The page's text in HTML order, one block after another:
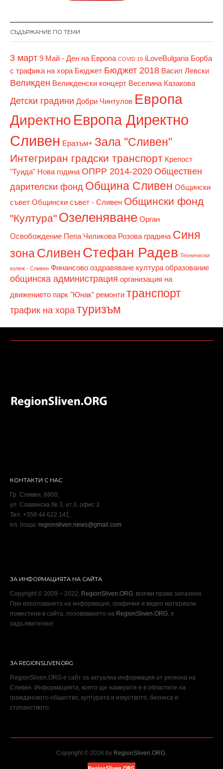
СЪДЪРЖАНИЕ ПО ТЕМИ
3 март 9 Май - Ден на Европа COVID 19 iLoveBulgaria Борба
с трафика на хора Бюджет Бюджет 2018 Васил Левски
Великден Великденски концерт Веселина Казакова
Детски градини Добри Чинтулов Европа
Директно Европа Директно
Сливен Еразъм+ Зала "Сливен"
Интегриран градски транспорт Крепост
"Туида" Нова година ОПРР 2014-2020 Обществен
дарителски фонд Община Сливен Общински
съвет Общински съвет - Сливен Общински фонд
"Култура" Озеленяване Орган
Освобождение Пепа Чиликова Розова градина Синя
зонаСливен Стефан Радев Технически
колеж - Сливен Финансово оздравяване култура образование
общинска администрация организация на
движението парк "Юнак" ремонти транспорт
трафик на хора туризъм
КОНТАКТИ С НАС
Гр. Сливен, 8800,
ул. Славянска № 3, ет.3, офис 3
Тел. +359 44 622 141,
ел. поща: regionsliven.news@gmail.com
ЗА ИНФОРМАЦИЯТА НА САЙТА
Copyright © 2009 – 2022, RegionSliven.ORG, всички права запазени.
При използването на информация, графични и видео материали
поместени в сайта, позоваването на RegionSliven.ORG, е
задължително!
ЗА REGIONSLIVEN.ORG
RegionSliven.ORG е сайт за актуална информация от региона на
Сливен. Информацията, която ще намерите е в областите на
гражданското общество, културата и изкуството, бизнеса и
стопанството.
Copyright © 2026 by RegionSliven.ORG.